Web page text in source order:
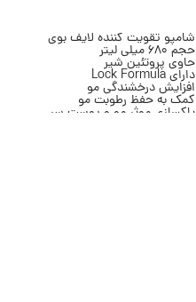
شامپو تقویت کننده لایف بوی
حجم 680 میلی لیتر
حاوی پروتئین شیر
دارای Lock Formula
افزایش درخشندگی مو
کمک به حفظ رطوبت مو
پاکسازی موثر مو و پوست سر